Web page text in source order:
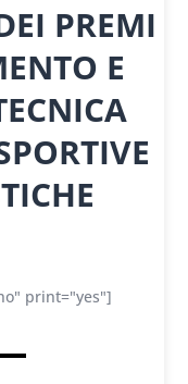
PREMI
E
print="yes"]